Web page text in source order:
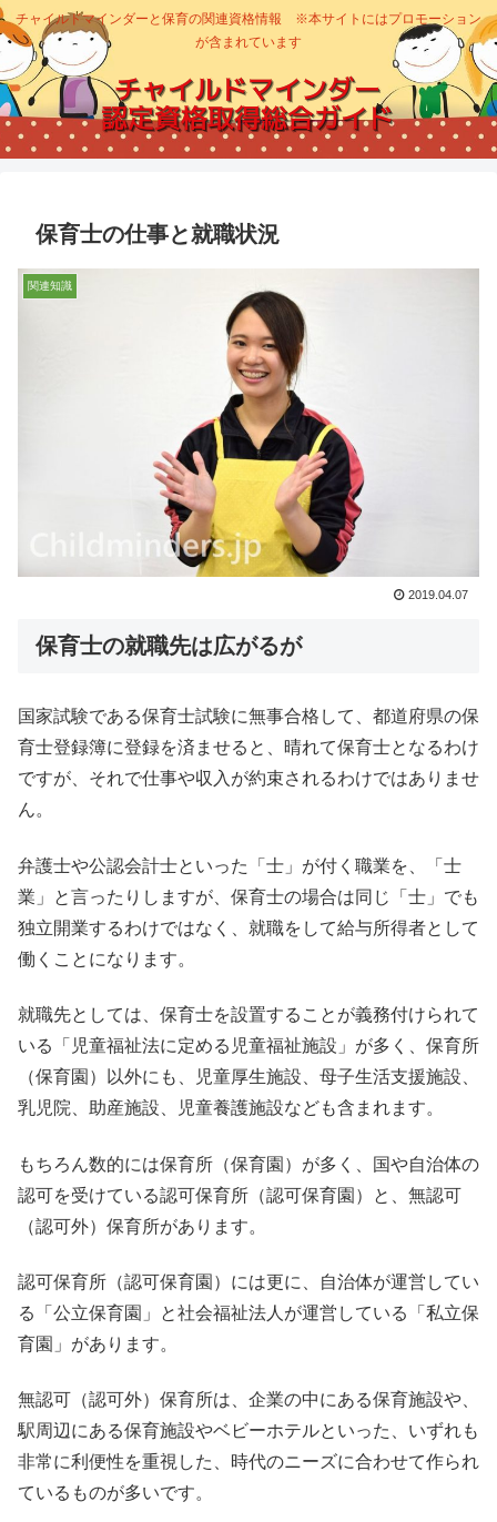
チャイルドマインダーと保育の関連資格情報 ※本サイトにはプロモーション
が含まれています
保育士の仕事と就職状況
関連知識
2019.04.07
保育士の就職先は広がるが
国家試験である保育士試験に無事合格して、都道府県の保
育士登録簿に登録を済ませると、晴れて保育士となるわけ
ですが、それで仕事や収入が約束されるわけではありませ
ん。
弁護士や公認会計士といった「士」が付く職業を、「士
業」と言ったりしますが、保育士の場合は同じ「士」でも
独立開業するわけではなく、就職をして給与所得者として
働くことになります。
就職先としては、保育士を設置することが義務付けられて
いる「児童福祉法に定める児童福祉施設」が多く、保育所
（保育園）以外にも、児童厚生施設、母子生活支援施設、
乳児院、助産施設、児童養護施設なども含まれます。
もちろん数的には保育所（保育園）が多く、国や自治体の
認可を受けている認可保育所（認可保育園）と、無認可
（認可外）保育所があります。
認可保育所（認可保育園）には更に、自治体が運営してい
る「公立保育園」と社会福祉法人が運営している「私立保
育園」があります。
無認可（認可外）保育所は、企業の中にある保育施設や、
駅周辺にある保育施設やベビーホテルといった、いずれも
非常に利便性を重視した、時代のニーズに合わせて作られ
ているものが多いです。